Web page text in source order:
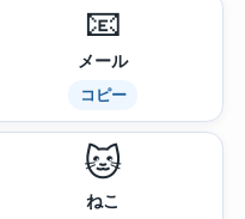
📧
メール
コピー
🐱
ねこ